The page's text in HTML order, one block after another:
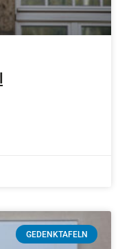
GEDENKTAFELN